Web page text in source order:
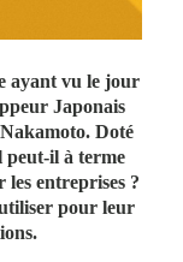
ayant vu le jour
Japonais
Doté
peut-il à terme
les entreprises ?
pour leur